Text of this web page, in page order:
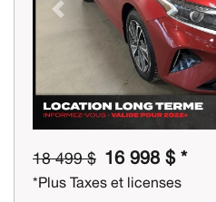
Previous
18 499 $ 16 998 $ *
*Plus Taxes et licenses